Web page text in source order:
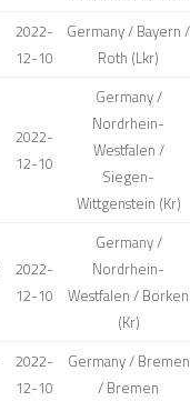
2022-
12-10
Germany / Bayern /
Roth (Lkr)
2022-
12-10
Germany /
Nordrhein-
Westfalen /
Siegen-
Wittgenstein (Kr)
2022-
12-10
Germany /
Nordrhein-
Westfalen / Borken
(Kr)
2022-
12-10
Germany / Bremen
/ Bremen